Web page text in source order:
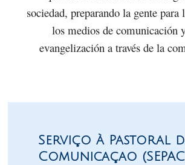
sociedad, preparando la gente para
los medios de comunicación
evangelización a través de la
Serviço à Pastoral
Comunicaçao